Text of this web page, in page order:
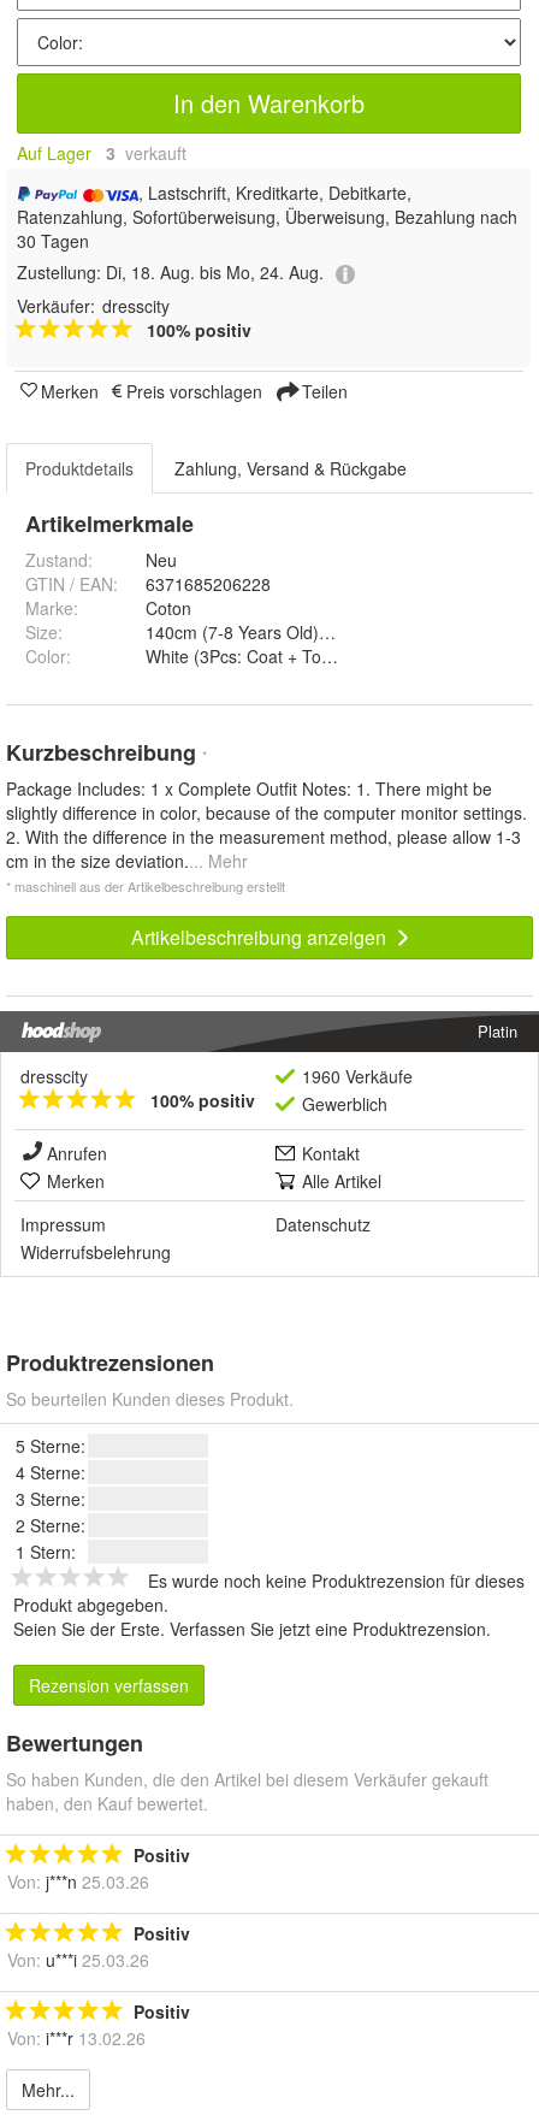
In den Warenkorb
Auf Lager 3 verkauft
, Lastschrift, Kreditkarte, Debitkarte,
Ratenzahlung, Sofortüberweisung, Überweisung, Bezahlung nach
30 Tagen
Zustellung: Di, 18. Aug. bis Mo, 24. Aug.
Verkäufer: dresscity
100% positiv
Merken Preis vorschlagen Teilen
Produktdetails Zahlung, Versand & Rückgabe
Artikelmerkmale
Zustand:
Neu
GTIN / EAN:
6371685206228
Marke:
Coton
Size:
140cm (7-8 Years Old), 100cm (3-4 Years Old),
Color: White (3Pcs: Coat + Top + Skirt), White Shine
Kurzbeschreibung *
Package Includes: 1 x Complete Outfit Notes: 1. There might be
slightly difference in color, because of the computer monitor settings.
2. With the difference in the measurement method, please allow 1-3
cm in the size deviation.... Mehr
* maschinell aus der Artikelbeschreibung erstellt
Artikelbeschreibung anzeigen
Platin
dresscity
100% positiv
1960 Verkäufe
Gewerblich
Anrufen
Kontakt
Merken
Alle Artikel
Impressum
Datenschutz
Widerrufsbelehrung
Produktrezensionen
So beurteilen Kunden dieses Produkt.
5 Sterne:
4 Sterne:
3 Sterne:
2 Sterne:
1 Stern:
Es wurde noch keine Produktrezension für dieses
Produkt abgegeben.
Seien Sie der Erste. Verfassen Sie jetzt eine Produktrezension.
Rezension verfassen
Bewertungen
So haben Kunden, die den Artikel bei diesem Verkäufer gekauft
haben, den Kauf bewertet.
Positiv
Von: j***n 25.03.26
Positiv
Von: u***i 25.03.26
Positiv
Von: i***r 13.02.26
Mehr...